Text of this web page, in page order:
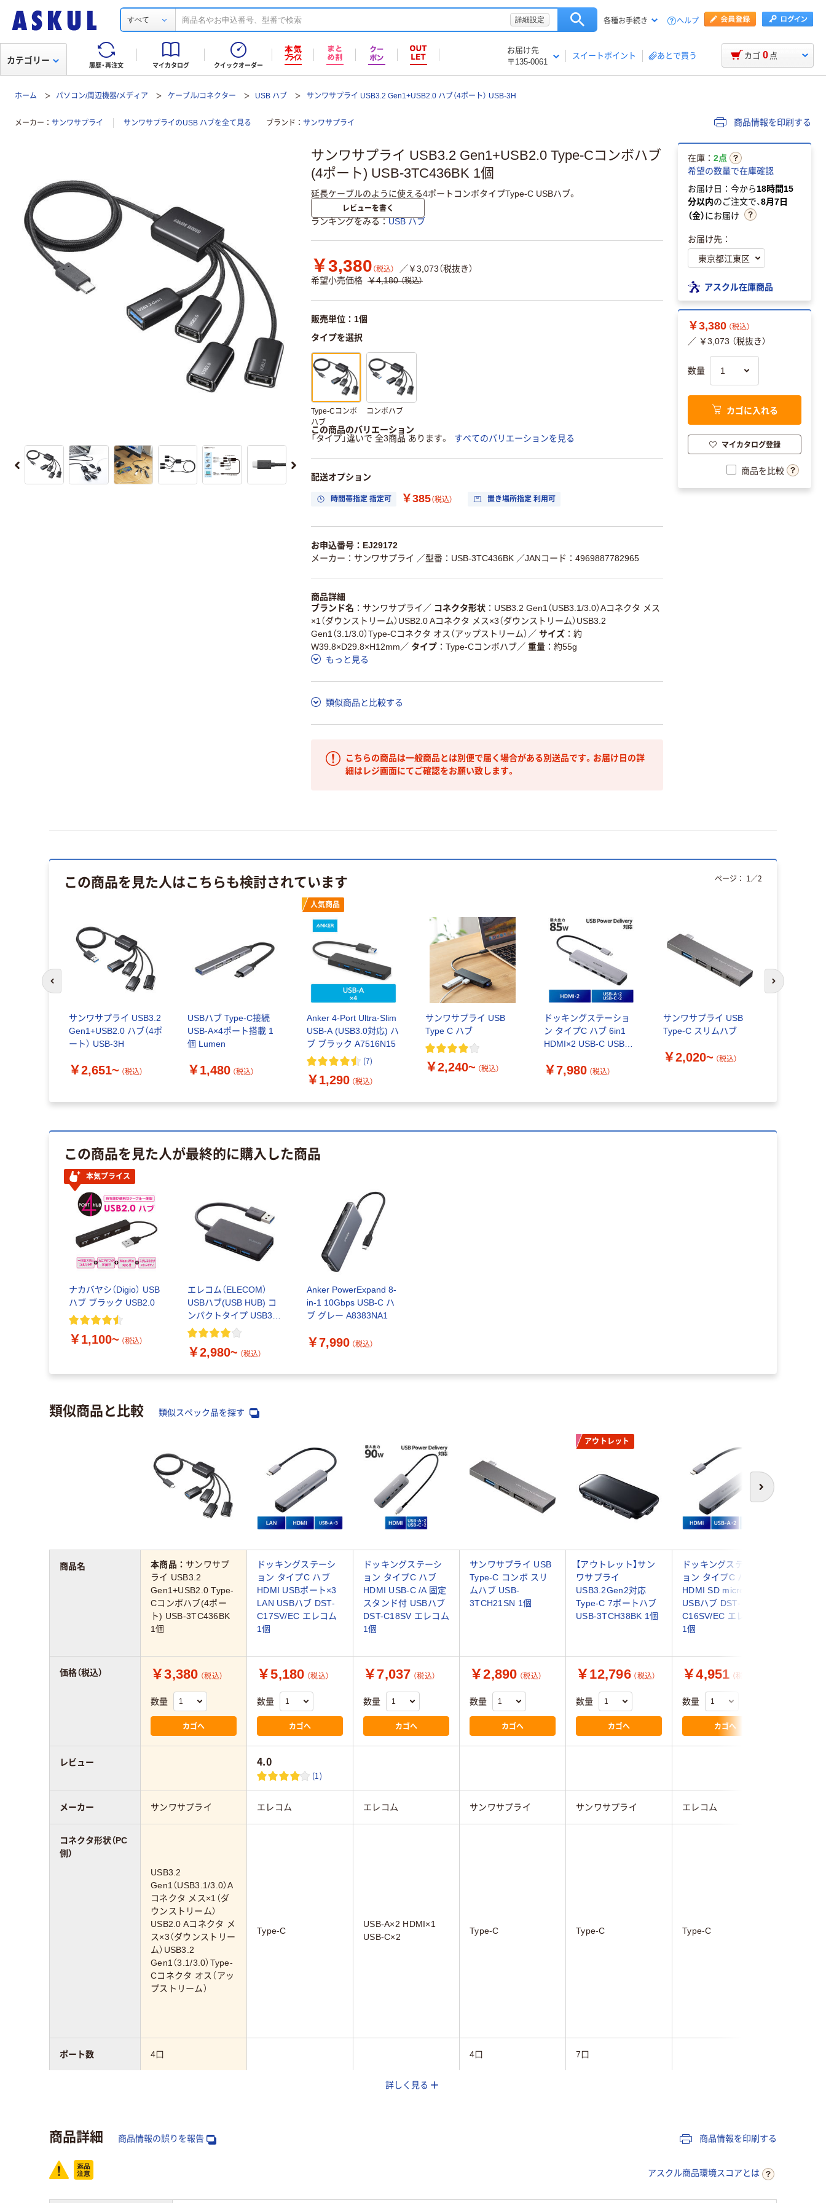
すべて 詳細設定 各種お手続き ヘルプ
履歴・再注文 マイカタログ クイックオーダー
お届け先
〒135-0061
スイートポイント あとで買う
カテゴリー カゴ 0 点
ホーム パソコン/周辺機器/メディア ケーブル/コネクター USB ハブ サンワサプライ USB3.2 Gen1+USB2.0 ハブ（4ポート） USB-3H
メーカー サンワサプライ サンワサプライのUSB ハブを全て見る ブランド サンワサプライ 商品情報を印刷する
サンワサプライ USB3.2 Gen1+USB2.0 Type-Cコンボハブ
(4ポート) USB-3TC436BK 1個
延長ケーブルのように使える4ポートコンボタイプType-C USBハブ。
レビューを書く
ランキングをみる USB ハブ
￥3,380 （税込）
／￥3,073（税抜き）
希望小売価格 ￥4,180 （税込）
販売単位：1個
タイプを選択
Type-Cコンボ
ハブ
コンボハブ
この商品のバリエーション
「タイプ」違いで 全3商品 あります。
すべてのバリエーションを見る
配送オプション
時間帯指定 指定可 ￥385（税込） 置き場所指定 利用可
お申込番号：EJ29172
メーカー：サンワサプライ ／型番：USB-3TC436BK ／JANコード：4969887782965
商品詳細
ブランド名
サンワサプライ ／ コネクタ形状
USB3.2 Gen1（USB3.1/3.0）Aコネクタ メス
×1（ダウンストリーム）USB2.0 Aコネクタ メス×3（ダウンストリーム）USB3.2
Gen1（3.1/3.0）Type-Cコネクタ オス（アップストリーム） ／ サイズ
約
W39.8×D29.8×H12mm ／ タイプ Type-Cコンボハブ／ 重量
約55g
もっと見る
類似商品と比較する
こちらの商品は一般商品とは別便で届く場合がある別送品です。お届け日の詳
細はレジ画面にてご確認をお願い致します。
在庫： 2点
希望の数量で在庫確認
お届け日：今から18時間15
分以内のご注文で、8月7日
（金）にお届け
お届け先：
アスクル在庫商品
￥3,380 （税込）
／ ￥3,073 （税抜き）
数量
カゴに入れる
マイカタログ登録
商品を比較
この商品を見た人はこちらも検討されています
サンワサプライ USB3.2
Gen1+USB2.0 ハブ（4ポ
ート） USB-3H
￥2,651~ （税込）
USBハブ Type-C接続
USB-A×4ポート搭載 1
個 Lumen
￥1,480 （税込）
人気商品
Anker 4-Port Ultra-Slim
USB-A (USB3.0対応) ハ
ブ ブラック A7516N15
(7)
￥1,290 （税込）
サンワサプライ USB
Type C ハブ
￥2,240~ （税込）
ドッキングステーショ
ン タイプC ハブ 6in1
HDMI×2 USB-C USBハ
レコム 1個
￥7,980 （税込）
サンワサプライ USB
Type-C スリムハブ
￥2,020~ （税込）
ページ： 1 ／2
前のスライドへ 次のスライド
この商品を見た人が最終的に購入した商品
本気プライス
ナカバヤシ（Digio） USB
ハブ ブラック USB2.0
￥1,100~ （税込）
エレコム（ELECOM）
USBハブ(USB HUB) コ
ンパクトタイプ USB3.0
4ポート バスパワー
￥2,980~ （税込）
Anker PowerExpand 8-
in-1 10Gbps USB-C ハ
ブ グレー A8383NA1
￥7,990 （税込）
類似商品と比較 類似スペック品を探す
次へ
アウトレット
本商品： サンワサプ
ライ USB3.2
Gen1+USB2.0 Type-
Cコンボハブ(4ポー
ト) USB-3TC436BK
1個
ドッキングステーシ
ョン タイプC ハブ
HDMI USBポート×3
LAN USBハブ DST-
C17SV/EC エレコム
1個
ドッキングステーシ
ョン タイプC ハブ
HDMI USB-C /A 固定
スタンド付 USBハブ
DST-C18SV エレコム
1個
サンワサプライ USB
Type-C コンボ スリ
ムハブ USB-
3TCH21SN 1個
【アウトレット】サン
ワサプライ
USB3.2Gen2対応
Type-C 7ポートハブ
USB-3TCH38BK 1個
ドッキングステーシ
ョン タイプC ハブ
HDMI SD microSD
USBハブ DST-
C16SV/EC エレコム
1個
￥3,380 （税込）
数量
カゴへ
￥5,180 （税込）
数量
カゴへ
￥7,037 （税込）
数量
カゴへ
￥2,890 （税込）
数量
カゴへ
￥12,796 （税込）
数量
カゴへ
￥4,951 （税込）
数量
カゴへ
4.0
(1)
サンワサプライ エレコム エレコム サンワサプライ サンワサプライ エレコム
USB3.2
Gen1（USB3.1/3.0）A
コネクタ メス×1（ダ
ウンストリーム）
USB2.0 Aコネクタ メ
ス×3（ダウンストリー
ム）USB3.2
Gen1（3.1/3.0）Type-
Cコネクタ オス（アッ
プストリーム）
Type-C
USB-A×2 HDMI×1
USB-C×2
Type-C Type-C Type-C
4口 4口 7口
バスパワー給電
商品名
価格（税込）
レビュー
メーカー
コネクタ形状（PC
側）
ポート数
詳しく見る
商品詳細 商品情報の誤りを報告 商品情報を印刷する
アスクル商品環境スコアとは